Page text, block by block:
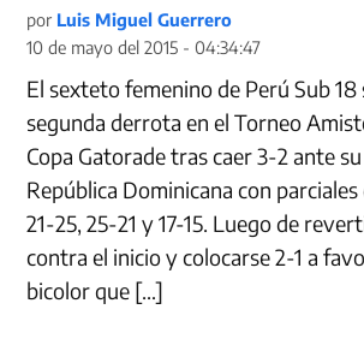
por Luis Miguel Guerrero
10 de mayo del 2015 - 04:34:47
El sexteto femenino de Perú Sub 18
segunda derrota en el Torneo
Copa Gatorade tras caer 3-2 ante
República Dominicana con parciales
21-25, 25-21 y 17-15. Luego de
contra el inicio y colocarse 2-1 a
bicolor que […]